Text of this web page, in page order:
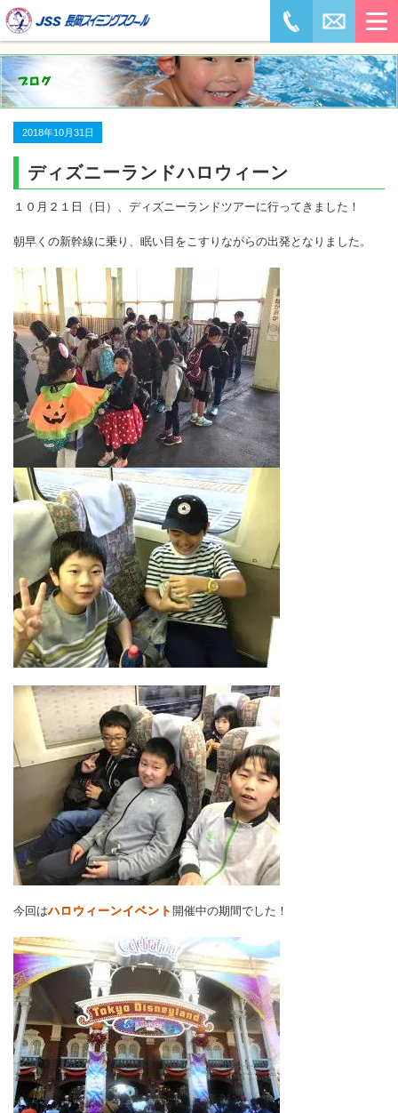
2018年10月31日
ディズニーランドハロウィーン
１０月２１日（日）、ディズニーランドツアーに行ってきました！
朝早くの新幹線に乗り、眠い目をこすりながらの出発となりました。
今回はハロウィーンイベント 開催中の期間でした！